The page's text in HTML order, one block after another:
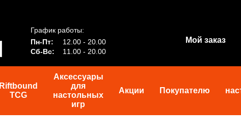
График работы:
Пн-Пт:
12.00 - 20.00
Сб-Вс:
11.00 - 20.00
Мой заказ
Riftbound
TCG
Аксессуары
для
настольных
игр
Акции Покупателю